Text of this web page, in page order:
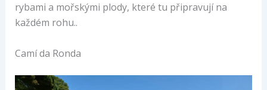
rybami a mořskými plody, které tu připravují na
každém rohu..
Camí da Ronda